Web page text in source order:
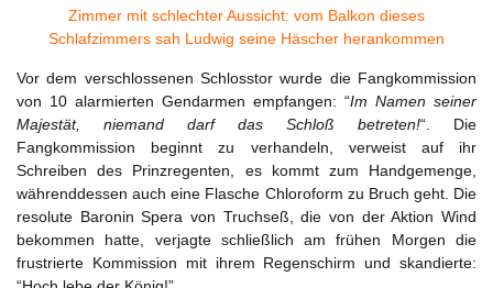
Zimmer mit schlechter Aussicht: vom Balkon dieses
Schlafzimmers sah Ludwig seine Häscher herankommen
Vor dem verschlossenen Schlosstor wurde die Fangkommission
von 10 alarmierten Gendarmen empfangen: “Im Namen seiner
Majestät, niemand darf das Schloß betreten!“. Die
Fangkommission beginnt zu verhandeln, verweist auf ihr
Schreiben des Prinzregenten, es kommt zum Handgemenge,
währenddessen auch eine Flasche Chloroform zu Bruch geht. Die
resolute Baronin Spera von Truchseß, die von der Aktion Wind
bekommen hatte, verjagte schließlich am frühen Morgen die
frustrierte Kommission mit ihrem Regenschirm und skandierte: